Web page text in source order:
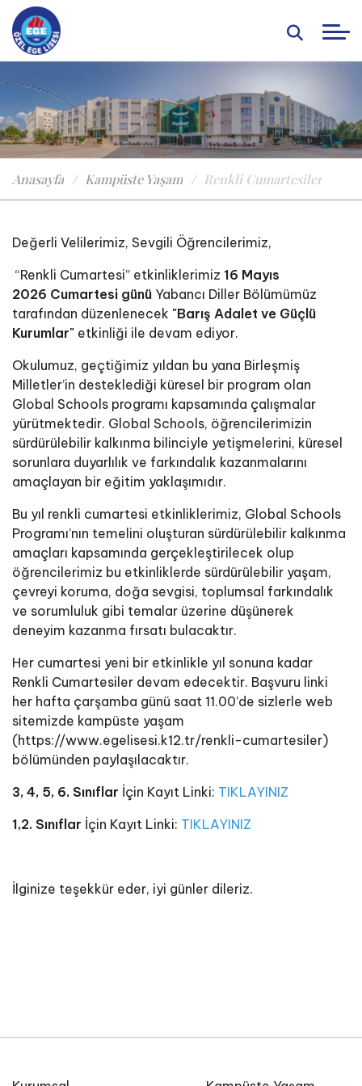
Anasayfa Kampüste Yaşam Renkli Cumartesiler
Değerli Velilerimiz, Sevgili Öğrencilerimiz,
“Renkli Cumartesi” etkinliklerimiz 16 Mayıs
2026 Cumartesi günü Yabancı Diller Bölümümüz
tarafından düzenlenecek "Barış Adalet ve Güçlü
Kurumlar" etkinliği ile devam ediyor.
Okulumuz, geçtiğimiz yıldan bu yana Birleşmiş
Milletler’in desteklediği küresel bir program olan
Global Schools programı kapsamında çalışmalar
yürütmektedir. Global Schools, öğrencilerimizin
sürdürülebilir kalkınma bilinciyle yetişmelerini, küresel
sorunlara duyarlılık ve farkındalık kazanmalarını
amaçlayan bir eğitim yaklaşımıdır.
Bu yıl renkli cumartesi etkinliklerimiz, Global Schools
Programı’nın temelini oluşturan sürdürülebilir kalkınma
amaçları kapsamında gerçekleştirilecek olup
öğrencilerimiz bu etkinliklerde sürdürülebilir yaşam,
çevreyi koruma, doğa sevgisi, toplumsal farkındalık
ve sorumluluk gibi temalar üzerine düşünerek
deneyim kazanma fırsatı bulacaktır.
Her cumartesi yeni bir etkinlikle yıl sonuna kadar
Renkli Cumartesiler devam edecektir. Başvuru linki
her hafta çarşamba günü saat 11.00’de sizlerle web
sitemizde kampüste yaşam
(https://www.egelisesi.k12.tr/renkli-cumartesiler)
bölümünden paylaşılacaktır.
3, 4, 5, 6. Sınıflar İçin Kayıt Linki: TIKLAYINIZ
1,2. Sınıflar İçin Kayıt Linki: TIKLAYINIZ
İlginize teşekkür eder, iyi günler dileriz.